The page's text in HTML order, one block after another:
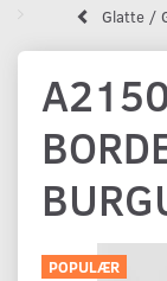
Glatte /
POPULÆR